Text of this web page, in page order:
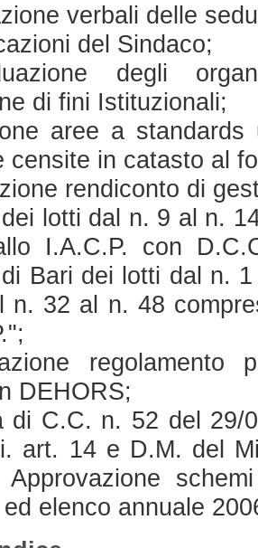
verbali delle
del Sindaco;
degli
di fini Istituzionali;
aree a
censite in catasto al
rendiconto di
lotti dal n. 9 al n.
I.A.C.P. con
Bari dei lotti dal n.
n. 32 al n. 48
regolamento
DEHORS;
di C.C. n. 52 del 29/
art. 14 e D.M. del
Approvazione
elenco annuale